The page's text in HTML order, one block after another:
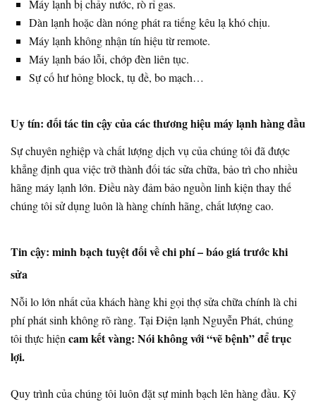
Máy lạnh bị chảy nước, rò rỉ gas.
Dàn lạnh hoặc dàn nóng phát ra tiếng kêu lạ khó chịu.
Máy lạnh không nhận tín hiệu từ remote.
Máy lạnh báo lỗi, chớp đèn liên tục.
Sự cố hư hỏng block, tụ đề, bo mạch…
Uy tín: đối tác tin cậy của các thương hiệu máy lạnh hàng đầu
Sự chuyên nghiệp và chất lượng dịch vụ của chúng tôi đã được
khẳng định qua việc trở thành đối tác sửa chữa, bảo trì cho nhiều
hãng máy lạnh lớn. Điều này đảm bảo nguồn linh kiện thay thế
chúng tôi sử dụng luôn là hàng chính hãng, chất lượng cao.
Tin cậy: minh bạch tuyệt đối về chi phí – báo giá trước khi
sửa
Nỗi lo lớn nhất của khách hàng khi gọi thợ sửa chữa chính là chi
phí phát sinh không rõ ràng. Tại Điện lạnh Nguyễn Phát, chúng
tôi thực hiện cam kết vàng: Nói không với “vẽ bệnh” để trục
lợi.
Quy trình của chúng tôi luôn đặt sự minh bạch lên hàng đầu. Kỹ